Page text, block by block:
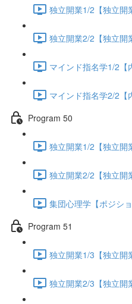
独立開業1/2【独立開
独立開業2/2【独立開
マインド指名学1/2
マインド指名学2/2
Program 50
独立開業1/2【独立開
独立開業2/2【独立開
集団心理学【ポジシ
Program 51
独立開業1/3【独立開
独立開業2/3【独立開